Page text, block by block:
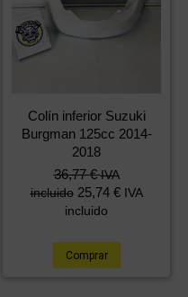
Colín inferior Suzuki
Burgman 125cc 2014-
2018
36,77€ IVA
incluido 25,74 € IVA
incluido
Comprar